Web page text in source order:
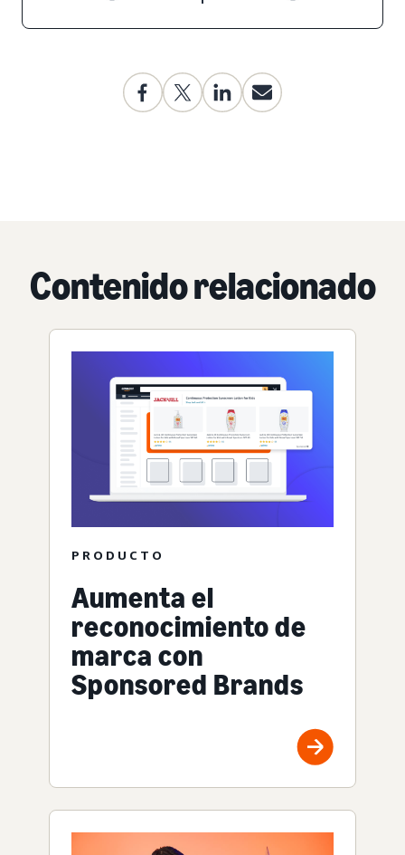
Contenido relacionado
PRODUCTO
Aumenta el
reconocimiento de
marca con
Sponsored Brands